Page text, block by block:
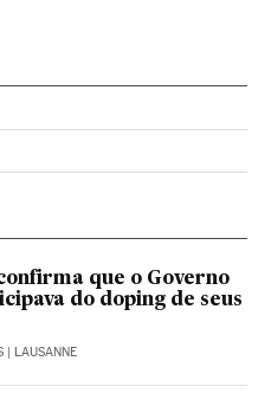
Twitter
en Facebook
que o Governo
do doping de seus
| LAUSANNE